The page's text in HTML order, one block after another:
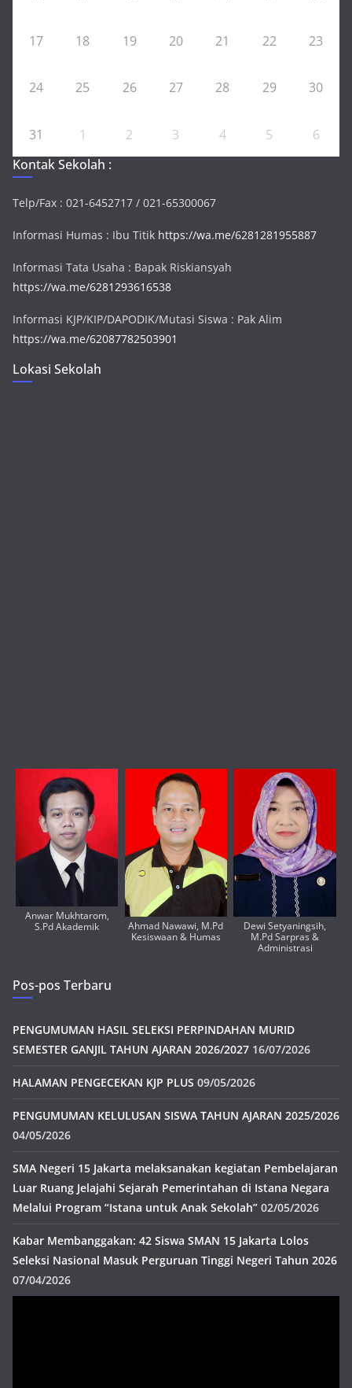
17 18 19 20 21 22 23
24 25 26 27 28 29 30
31 1 2 3 4 5
6
Kontak Sekolah :
Telp/Fax : 021-6452717 / 021-65300067
Informasi Humas : Ibu Titik https://wa.me/6281281955887
Informasi Tata Usaha : Bapak Riskiansyah
https://wa.me/6281293616538
Informasi KJP/KIP/DAPODIK/Mutasi Siswa : Pak Alim
https://wa.me/62087782503901
Lokasi Sekolah
Anwar Mukhtarom,
S.Pd Akademik
Ahmad Nawawi, M.Pd
Kesiswaan & Humas
Dewi Setyaningsih,
M.Pd Sarpras &
Administrasi
Pos-pos Terbaru
PENGUMUMAN HASIL SELEKSI PERPINDAHAN MURID
SEMESTER GANJIL TAHUN AJARAN 2026/2027 16/07/2026
HALAMAN PENGECEKAN KJP PLUS 09/05/2026
PENGUMUMAN KELULUSAN SISWA TAHUN AJARAN 2025/2026
04/05/2026
SMA Negeri 15 Jakarta melaksanakan kegiatan Pembelajaran
Luar Ruang Jelajahi Sejarah Pemerintahan di Istana Negara
Melalui Program “Istana untuk Anak Sekolah” 02/05/2026
Kabar Membanggakan: 42 Siswa SMAN 15 Jakarta Lolos
Seleksi Nasional Masuk Perguruan Tinggi Negeri Tahun 2026
07/04/2026